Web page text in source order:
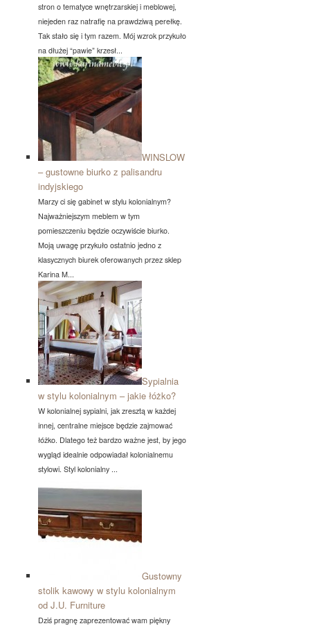
stron o tematyce wnętrzarskiej i meblowej,
niejeden raz natrafię na prawdziwą perełkę.
Tak stało się i tym razem. Mój wzrok przykuło
na dłużej “pawie” krzesł...
WINSLOW
– gustowne biurko z palisandru
indyjskiego
Marzy ci się gabinet w stylu kolonialnym?
Najważniejszym meblem w tym
pomieszczeniu będzie oczywiście biurko.
Moją uwagę przykuło ostatnio jedno z
klasycznych biurek oferowanych przez sklep
Karina M...
Sypialnia
w stylu kolonialnym – jakie łóżko?
W kolonialnej sypialni, jak zresztą w każdej
innej, centralne miejsce będzie zajmować
łóżko. Dlatego też bardzo ważne jest, by jego
wygląd idealnie odpowiadał kolonialnemu
stylowi. Styl kolonialny ...
Gustowny
stolik kawowy w stylu kolonialnym
od J.U. Furniture
Dziś pragnę zaprezentować wam piękny